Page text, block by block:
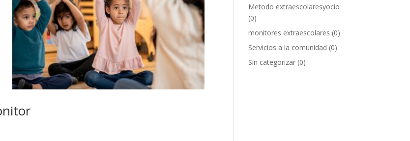
Metodo extraescolaresyocio
(0)
monitores extraescolares (0)
Servicios a la comunidad (0)
Sin categorizar (0)